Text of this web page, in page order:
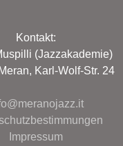
Kontakt:
(Jazzakademie)
Karl-Wolf-Str. 24
Impressum